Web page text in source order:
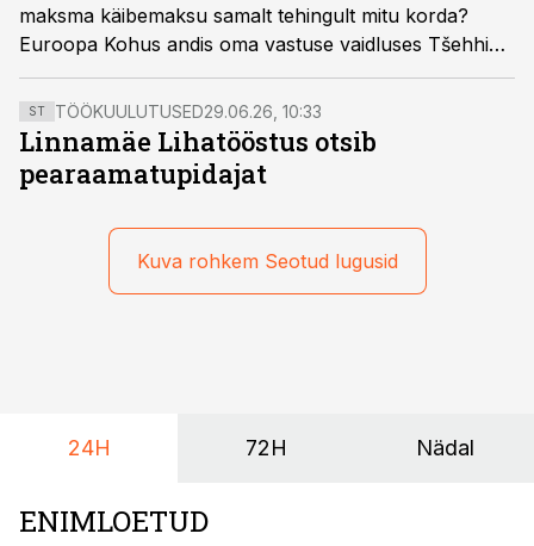
maksma käibemaksu samalt tehingult mitu korda?
Euroopa Kohus andis oma vastuse vaidluses Tšehhi
ettevõtete käibemaksupettuse ümber.
ST TÖÖKUULUTUSED29.06.26, 10:33
Linnamäe Lihatööstus otsib
pearaamatupidajat
Kuva rohkem Seotud lugusid
24H 72H Nädal
ENIMLOETUD